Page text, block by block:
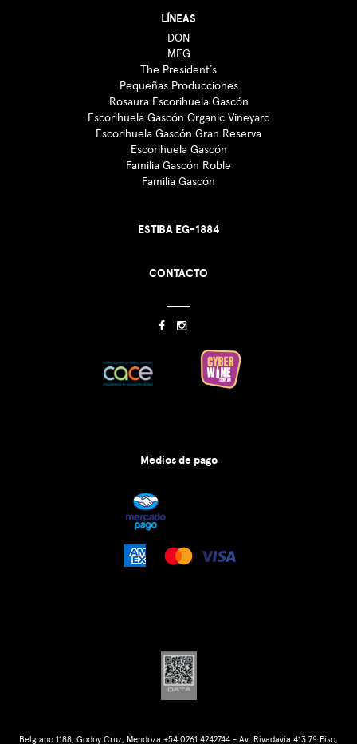
LÍNEAS
DON
MEG
The President´s
Pequeñas Producciones
Rosaura Escorihuela Gascón
Escorihuela Gascón Organic Vineyard
Escorihuela Gascón Gran Reserva
Escorihuela Gascón
Familia Gascón Roble
Familia Gascón
ESTIBA EG-1884
CONTACTO
Medios de pago
Belgrano 1188, Godoy Cruz, Mendoza +54 0261 4242744 - Av. Rivadavia 413 7º Piso,